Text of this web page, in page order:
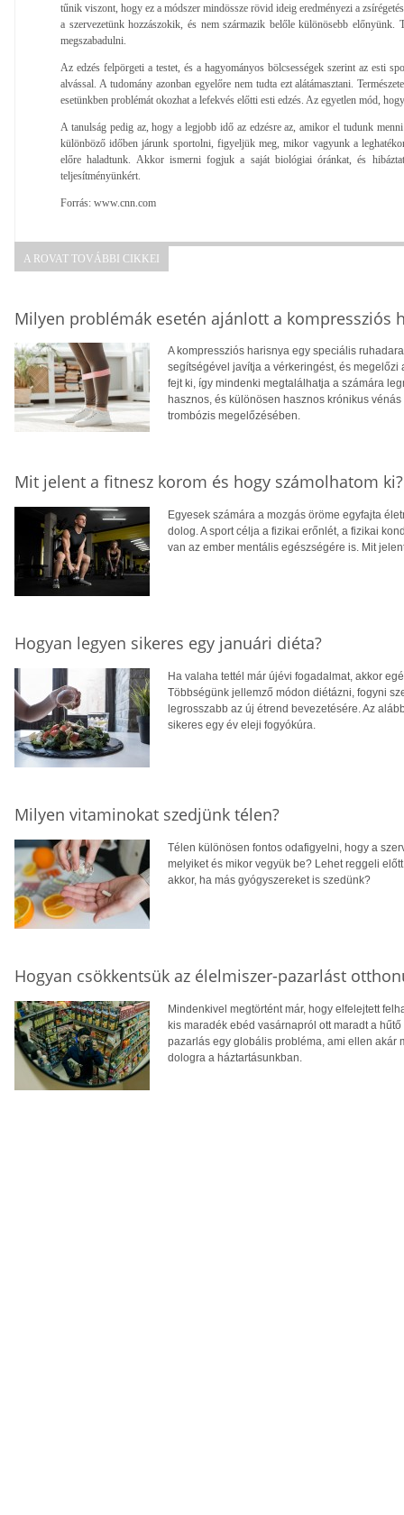
tűnik viszont, hogy ez a módszer mindössze rövid ideig eredményezi a
a szervezetünk hozzászokik, és nem származik belőle különösebb
megszabadulni.
Az edzés felpörgeti a testet, és a hagyományos bölcsességek szerint az esti
alvással. A tudomány azonban egyelőre nem tudta ezt alátámasztani.
esetünkben problémát okozhat a lefekvés előtti esti edzés. Az egyetlen mód,
A tanulság pedig az, hogy a legjobb idő az edzésre az, amikor el tudunk
különböző időben járunk sportolni, figyeljük meg, mikor vagyunk a
előre haladtunk. Akkor ismerni fogjuk a saját biológiai óránkat, és
teljesítményünkért.
Forrás: www.cnn.com
A ROVAT TOVÁBBI CIKKEI
Milyen problémák esetén ajánlott a kompressziós
A kompressziós harisnya egy speciális
segítségével javítja a vérkeringést, és
fejt ki, így mindenki megtalálhatja a számára
hasznos, és különösen hasznos krónikus
trombózis megelőzésében.
Mit jelent a fitnesz korom és hogy számolhatom ki?
Egyesek számára a mozgás öröme egyfajta
dolog. A sport célja a fizikai erőnlét, a fizikai
van az ember mentális egészségére is. Mit
Hogyan legyen sikeres egy januári diéta?
Ha valaha tettél már újévi fogadalmat, akkor
Többségünk jellemző módon diétázni, fogyni
legrosszabb az új étrend bevezetésére. Az
sikeres egy év eleji fogyókúra.
Milyen vitaminokat szedjünk télen?
Télen különösen fontos odafigyelni, hogy a
melyiket és mikor vegyük be? Lehet reggeli
akkor, ha más gyógyszereket is szedünk?
Hogyan csökkentsük az élelmiszer-pazarlást
Mindenkivel megtörtént már, hogy elfelejtett
kis maradék ebéd vasárnapról ott maradt a
pazarlás egy globális probléma, ami ellen akár
dologra a háztartásunkban.